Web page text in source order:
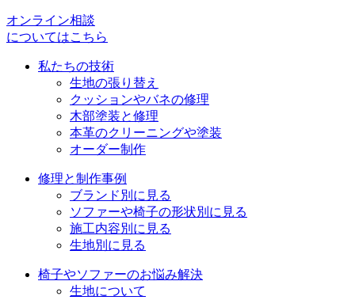
ー
オンライン相談
についてはこちら
私たちの技術
生地の張り替え
クッションやバネの修理
木部塗装と修理
本革のクリーニングや塗装
オーダー制作
修理と制作事例
ブランド別に見る
ソファーや椅子の形状別に見る
施工内容別に見る
生地別に見る
椅子やソファーのお悩み解決
生地について